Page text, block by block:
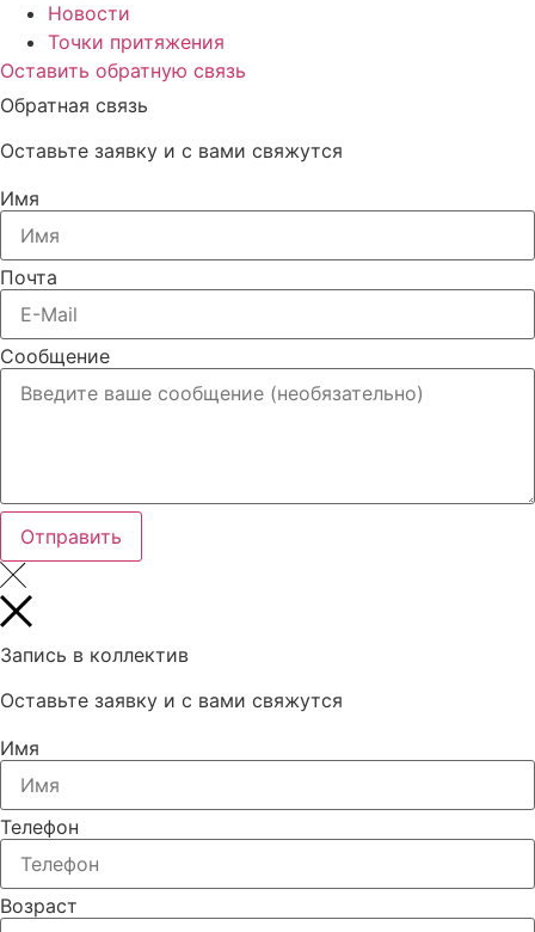
Новости
Точки притяжения
Оставить обратную связь
Обратная связь
Оставьте заявку и с вами свяжутся
Имя
Почта
Сообщение
Отправить
Запись в коллектив
Оставьте заявку и с вами свяжутся
Имя
Телефон
Возраст